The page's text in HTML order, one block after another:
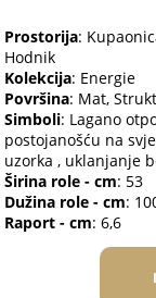
Prostorija:
Hodnik
Kolekcija: Energie
Površina: Mat,
Simboli: Lagano
postojanošću na
uzorka , uklanjanje
Širina role - cm: 53
Dužina role - cm:
Raport - cm: 6,6